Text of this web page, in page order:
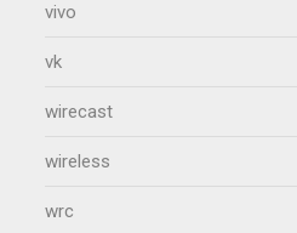
vivo
vk
wirecast
wireless
wrc